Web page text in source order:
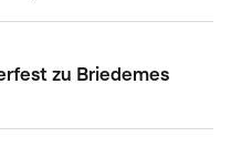
zu Briedemes